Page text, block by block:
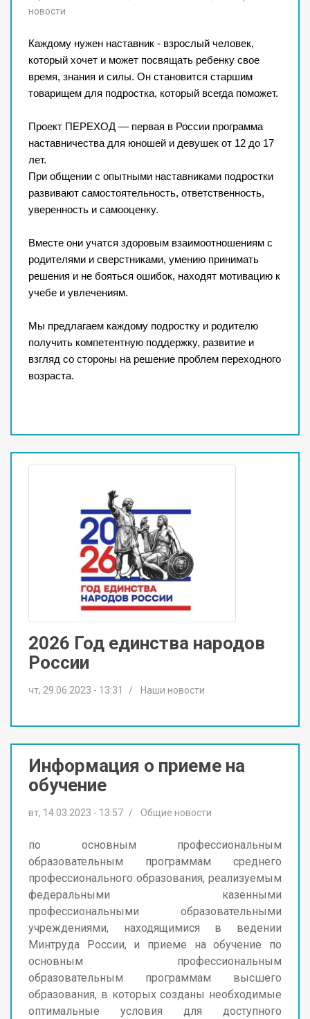
новости
Каждому нужен наставник - взрослый человек,
который хочет и​ может посвящать ребенку свое
время, знания и​ силы. Он​ становится старшим
товарищем для подростка, который всегда поможет.
Проект ПЕРЕХОД​ — первая в​ России программа
наставничества для​ юношей и​ девушек от​ 12 до​ 17
лет.
При общении с​ опытными наставниками подростки
развивают самостоятельность, ответственность,
уверенность и​ самооценку.
Вместе они учатся здоровым взаимоотношениям с​
родителями и​ сверстниками, умению принимать
решения и​ не​ бояться ошибок, находят мотивацию к​
учебе и​ увлечениям.
Мы​ предлагаем каждому подростку и​ родителю
получить компетентную поддержку, развитие и​
взгляд со​ стороны на решение проблем переходного
возраста.
2026 Год единства народов
России
чт, 29.06.2023 - 13:31 Наши новости
Информация о приеме на
обучение
вт, 14.03.2023 - 13:57 Общие новости
по основным профессиональным
образовательным программам среднего
профессионального образования, реализуемым
федеральными казенными
профессиональными образовательными
учреждениями, находящимися в ведении
Минтруда России, и приеме на обучение по
основным профессиональным
образовательным программам высшего
образования, в которых созданы необходимые
оптимальные условия для доступного